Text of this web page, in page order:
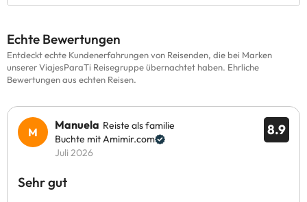
Echte Bewertungen
Entdeckt echte Kundenerfahrungen von Reisenden, die bei Marken
unserer ViajesParaTi Reisegruppe übernachtet haben. Ehrliche
Bewertungen aus echten Reisen.
8.9
Manuela Reiste als familie
Buchte mit Amimir.com
Juli 2026
Sehr gut